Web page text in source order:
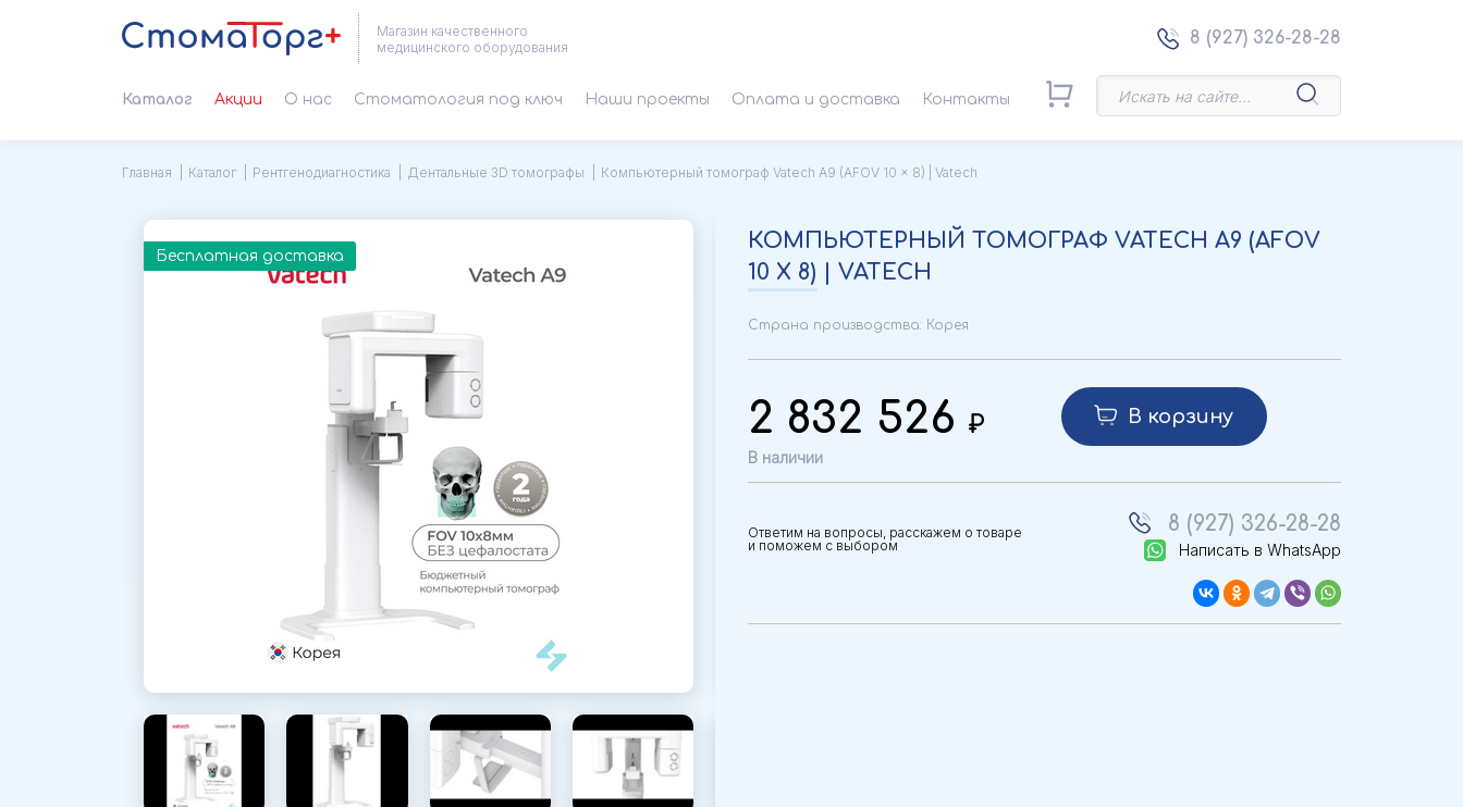
Магазин качественного
медицинского оборудования
8 (927) 326-28-28
Каталог Акции О нас Cтоматология под ключ Наши проекты Оплата и доставка Контакты
Главная Каталог Рентгенодиагностика Дентальные 3D томографы Компьютерный томограф Vatech A9 (AFOV 10 x 8) | Vatech
Бесплатная доставка
КОМПЬЮТЕРНЫЙ ТОМОГРАФ VATECH A9 (AFOV
10 X 8) | VATECH
Страна производства: Корея
2 832 526
В наличии
В корзину
Ответим на вопросы, расскажем о товаре
и поможем с выбором
8 (927) 326-28-28
Написать в WhatsApp